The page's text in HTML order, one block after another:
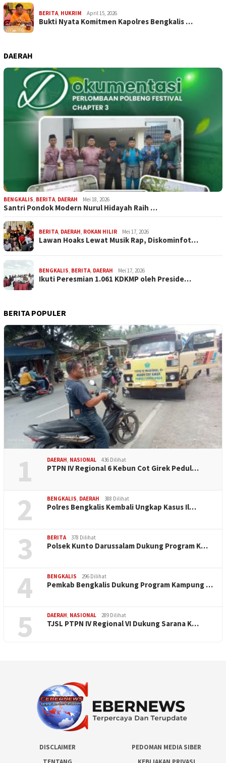
BERITA, HUKRIM April 15, 2026
Bukti Nyata Komitmen Kapolres Bengkalis …
DAERAH
BENGKALIS, BERITA, DAERAH Mei 18, 2026
Santri Pondok Modern Nurul Hidayah Raih …
BERITA, DAERAH, ROKAN HILIR Mei 17, 2026
Lawan Hoaks Lewat Musik Rap, Diskominfot…
BENGKALIS, BERITA, DAERAH Mei 17, 2026
Ikuti Peresmian 1.061 KDKMP oleh Preside…
BERITA POPULER
1 DAERAH NASIONAL 436 Dilihat
PTPN IV Regional 6 Kebun Cot Girek Pedul…
2 BENGKALIS DAERAH 388 Dilihat
Polres Bengkalis Kembali Ungkap Kasus Il…
3 BERITA 378 Dilihat
Polsek Kunto Darussalam Dukung Program K…
4 BENGKALIS 296 Dilihat
Pemkab Bengkalis Dukung Program Kampung …
5 DAERAH NASIONAL 289 Dilihat
TJSL PTPN IV Regional VI Dukung Sarana K…
DISCLAIMER
PEDOMAN MEDIA SIBER